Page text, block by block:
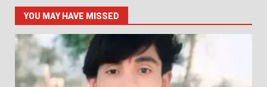
YOU MAY HAVE MISSED